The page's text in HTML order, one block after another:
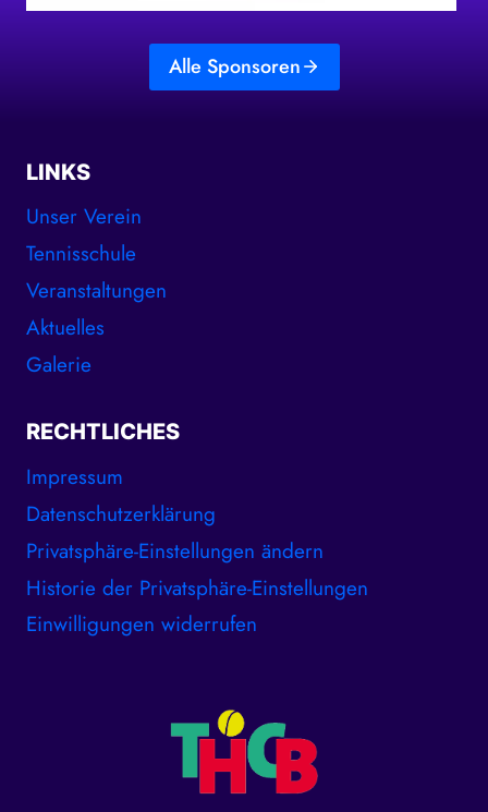
Alle Sponsoren
LINKS
Unser Verein
Tennisschule
Veranstaltungen
Aktuelles
Galerie
RECHTLICHES
Impressum
Datenschutzerklärung
Privatsphäre-Einstellungen ändern
Historie der Privatsphäre-Einstellungen
Einwilligungen widerrufen